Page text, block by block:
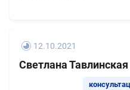
12.10.2021
Светлана Тавлинская